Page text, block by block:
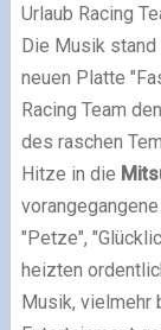
Urlaub Racing
Die Musik
neuen Platte
Racing Team
des raschen
Hitze in die
"Petze",
heizten
Musik, vielmehr